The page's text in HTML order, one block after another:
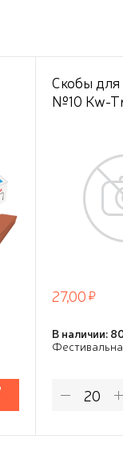
Скобы для
№10 Kw-
27,00
В наличии: